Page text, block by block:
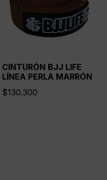
CINTURÓN BJJ LIFE
LÍNEA PERLA MARRÓN
$130.300